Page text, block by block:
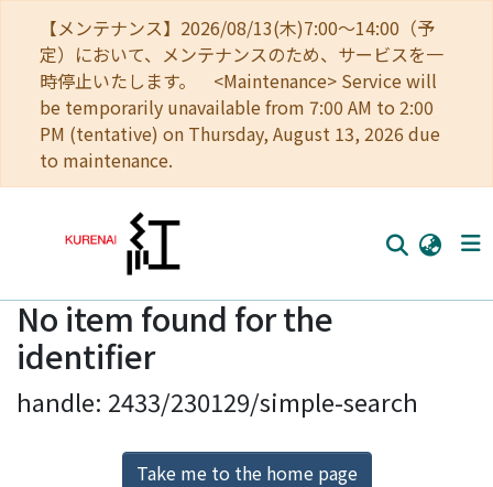
【メンテナンス】2026/08/13(木)7:00～14:00（予
定）において、メンテナンスのため、サービスを一
時停止いたします。 <Maintenance> Service will
be temporarily unavailable from 7:00 AM to 2:00
PM (tentative) on Thursday, August 13, 2026 due
to maintenance.
Home
Communities
Browse
Download Ranking
No item found for the
identifier
handle: 2433/230129/simple-search
Take me to the home page